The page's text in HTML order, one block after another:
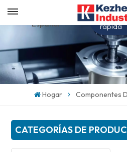
Español
English
rápida
Hogar Componentes
CATEGORÍAS DE